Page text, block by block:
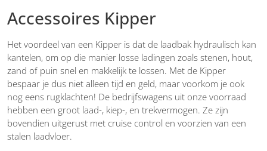
Accessoires Kipper
Het voordeel van een Kipper is dat de laadbak hydraulisch kan
kantelen, om op die manier losse ladingen zoals stenen, hout,
zand of puin snel en makkelijk te lossen. Met de Kipper
bespaar je dus niet alleen tijd en geld, maar voorkom je ook
nog eens rugklachten! De bedrijfswagens uit onze voorraad
hebben een groot laad-, kiep-, en trekvermogen. Ze zijn
bovendien uitgerust met cruise control en voorzien van een
stalen laadvloer.